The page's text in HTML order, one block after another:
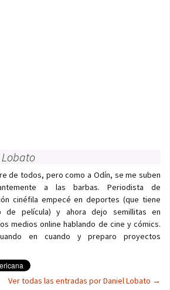
Lobato
de todos, pero como a Odín, se me suben
a las barbas. Periodista de
cinéfila empecé en deportes (que tiene
de película) y ahora dejo semillitas en
medios online hablando de cine y cómics.
en cuando y preparo proyectos
Ver todas las entradas por Daniel Lobato →